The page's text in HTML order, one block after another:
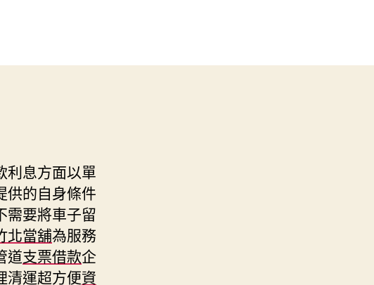
利息方面以單
供的自身條件
需要將車子留
北當舖為服務
道支票借款企
清運超方便資